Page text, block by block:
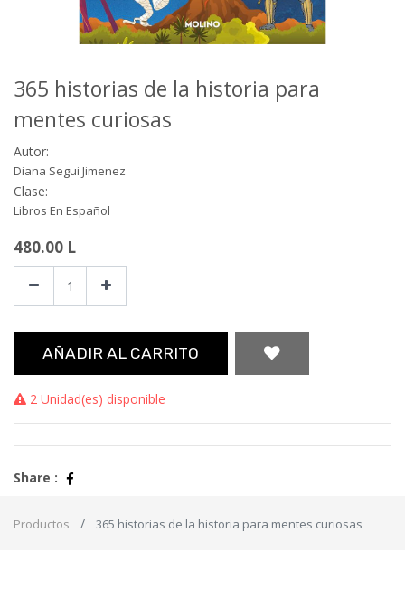
365 historias de la historia para
mentes curiosas
Autor:
Diana Segui Jimenez
Clase:
Libros En Español
480.00 L
AÑADIR AL CARRITO
2 Unidad(es) disponible
Share :
Productos 365 historias de la historia para mentes curiosas